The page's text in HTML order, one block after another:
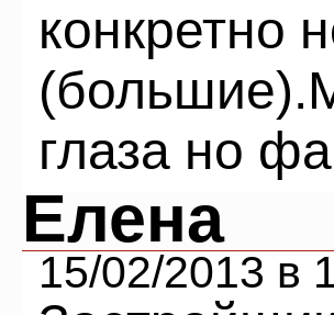
конкретно
глаза но
Елена
15/02/2013 в